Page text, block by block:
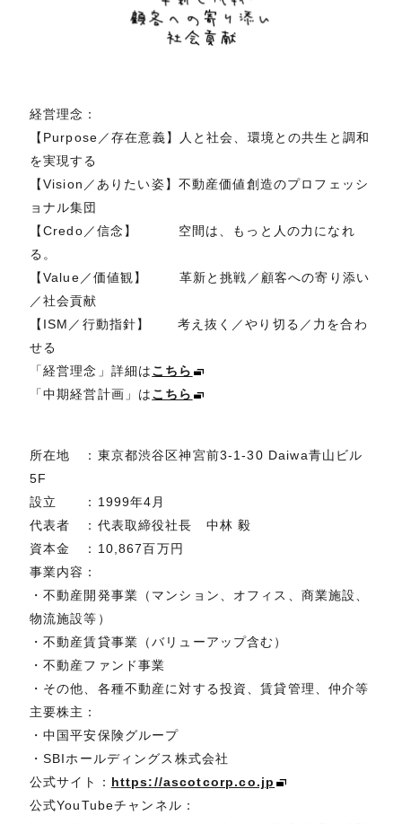
経営理念：
【Purpose／存在意義】人と社会、環境との共生と調和
を実現する
【Vision／ありたい姿】不動産価値創造のプロフェッシ
ョナル集団
【Credo／信念】 空間は、もっと人の力になれ
る。
【Value／価値観】 革新と挑戦／顧客への寄り添い
／社会貢献
【ISM／行動指針】 考え抜く／やり切る／力を合わ
せる
「経営理念」詳細はこちら
「中期経営計画」はこちら
所在地 ：東京都渋谷区神宮前3-1-30 Daiwa青山ビル
5F
設立 ：1999年4月
代表者 ：代表取締役社長 中林 毅
資本金 ：10,867百万円
事業内容：
・不動産開発事業（マンション、オフィス、商業施設、
物流施設等）
・不動産賃貸事業（バリューアップ含む）
・不動産ファンド事業
・その他、各種不動産に対する投資、賃貸管理、仲介等
主要株主：
・中国平安保険グループ
・SBIホールディングス株式会社
公式サイト： https://ascotcorp.co.jp
公式YouTubeチャンネル：